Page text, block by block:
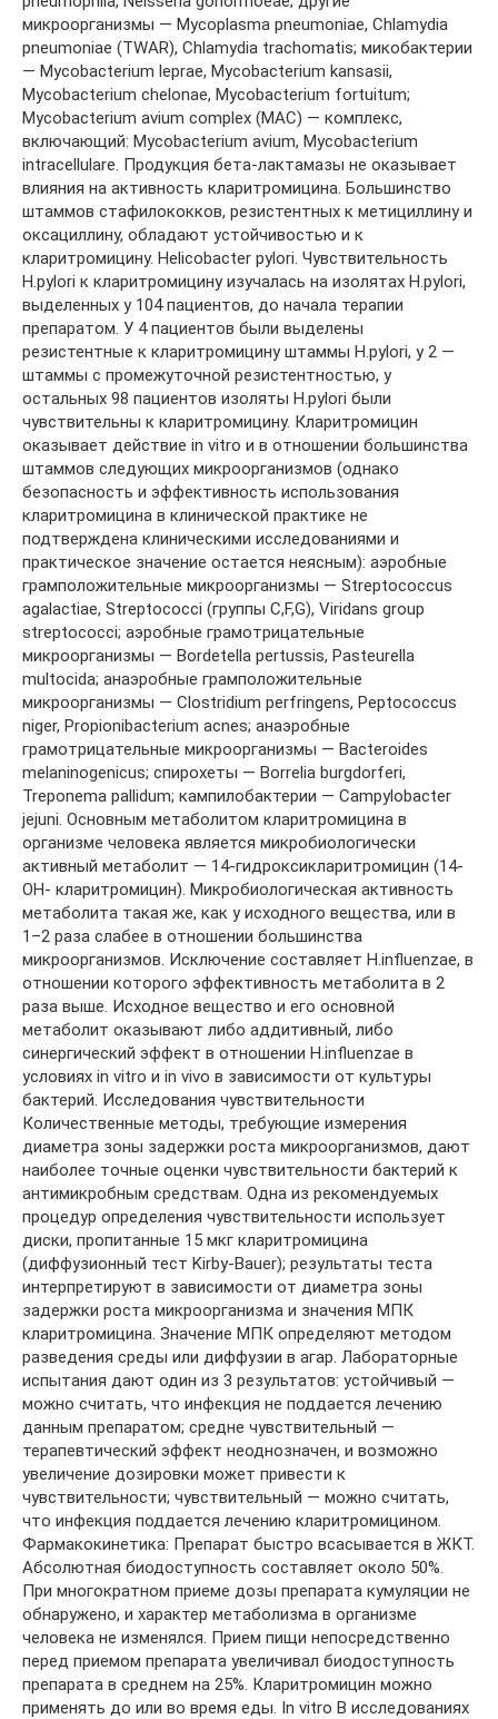
микроорганизмы — Mycoplasma pneumoniae, Chlamydia
pneumoniae (TWAR), Chlamydia trachomatis; микобактерии
— Mycobacterium leprae, Mycobacterium kansasii,
Mycobacterium chelonae, Mycobacterium fortuitum;
Mycobacterium avium complex (MAC) — комплекс,
включающий: Mycobacterium avium, Mycobacterium
intracellulare. Продукция бета-лактамазы не оказывает
влияния на активность кларитромицина. Большинство
штаммов стафилококков, резистентных к метициллину и
оксациллину, обладают устойчивостью и к
кларитромицину. Helicobacter pylori. Чувствительность
H.pylori к кларитромицину изучалась на изолятах H.рylori,
выделенных у 104 пациентов, до начала терапии
препаратом. У 4 пациентов были выделены
резистентные к кларитромицину штаммы H.pylori, у 2 —
штаммы с промежуточной резистентностью, у
остальных 98 пациентов изоляты H.pylori были
чувствительны к кларитромицину. Кларитромицин
оказывает действие in vitro и в отношении большинства
штаммов следующих микроорганизмов (однако
безопасность и эффективность использования
кларитромицина в клинической практике не
подтверждена клиническими исследованиями и
практическое значение остается неясным): аэробные
грамположительные микроорганизмы — Streptococcus
agalactiae, Streptococci (группы C,F,G), Viridans group
streptococci; аэробные грамотрицательные
микроорганизмы — Bordetella pertussis, Pasteurella
multocida; анаэробные грамположительные
микроорганизмы — Clostridium perfringens, Peptococcus
niger, Propionibacterium acnes; анаэробные
грамотрицательные микроорганизмы — Bacteroides
melaninogenicus; спирохеты — Borrelia burgdorferi,
Treponema pallidum; кампилобактерии — Campylobacter
jejuni. Основным метаболитом кларитромицина в
организме человека является микробиологически
активный метаболит — 14-гидроксикларитромицин (14-
ОН- кларитромицин). Микробиологическая активность
метаболита такая же, как у исходного вещества, или в
1–2 раза слабее в отношении большинства
микроорганизмов. Исключение составляет H.influenzae, в
отношении которого эффективность метаболита в 2
раза выше. Исходное вещество и его основной
метаболит оказывают либо аддитивный, либо
синергический эффект в отношении H.influenzae в
условиях in vitro и in vivo в зависимости от культуры
бактерий. Исследования чувствительности
Количественные методы, требующие измерения
диаметра зоны задержки роста микроорганизмов, дают
наиболее точные оценки чувствительности бактерий к
антимикробным средствам. Одна из рекомендуемых
процедур определения чувствительности использует
диски, пропитанные 15 мкг кларитромицина
(диффузионный тест Kirby-Bauer); результаты теста
интерпретируют в зависимости от диаметра зоны
задержки роста микроорганизма и значения МПК
кларитромицина. Значение МПК определяют методом
разведения среды или диффузии в агар. Лабораторные
испытания дают один из 3 результатов: устойчивый —
можно считать, что инфекция не поддается лечению
данным препаратом; средне чувствительный —
терапевтический эффект неоднозначен, и возможно
увеличение дозировки может привести к
чувствительности; чувствительный — можно считать,
что инфекция поддается лечению кларитромицином.
Фармакокинетика: Препарат быстро всасывается в ЖКТ.
Абсолютная биодоступность составляет около 50%.
При многократном приеме дозы препарата кумуляции не
обнаружено, и характер метаболизма в организме
человека не изменялся. Прием пищи непосредственно
перед приемом препарата увеличивал биодоступность
препарата в среднем на 25%. Кларитромицин можно
применять до или во время еды. In vitro В исследованиях